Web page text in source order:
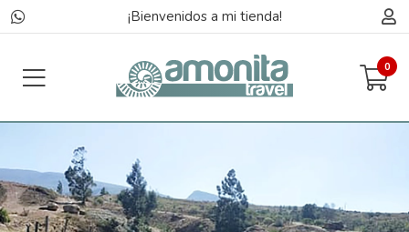
¡Bienvenidos a mi tienda!
0